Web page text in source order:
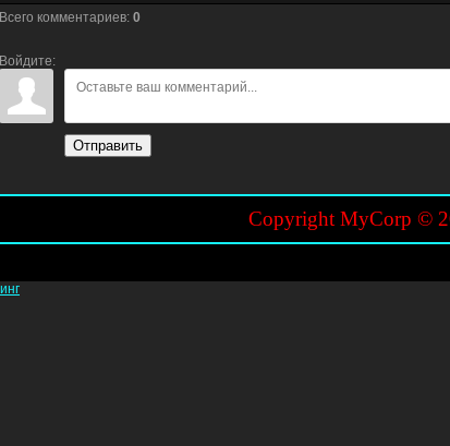
Всего комментариев: 0
Войдите:
Отправить
Copyright MyCorp ©